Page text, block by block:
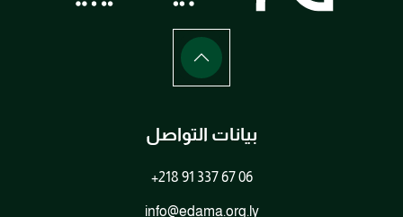
بيانات التواصل
+218 91 337 67 06
info@edama.org.ly